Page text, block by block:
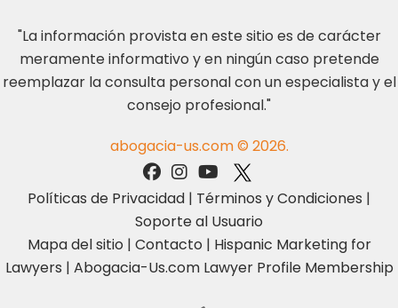
"La información provista en este sitio es de carácter
meramente informativo y en ningún caso pretende
reemplazar la consulta personal con un especialista y el
consejo profesional."
abogacia-us.com © 2026.
Políticas de Privacidad | Términos y Condiciones |
Soporte al Usuario
Mapa del sitio | Contacto | Hispanic Marketing for
Lawyers | Abogacia-Us.com Lawyer Profile Membership